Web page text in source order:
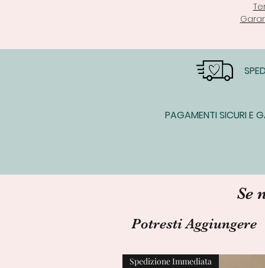
PAGAMENTI SICURI E
Se
Potresti Aggiungere
Spedizione Immediata